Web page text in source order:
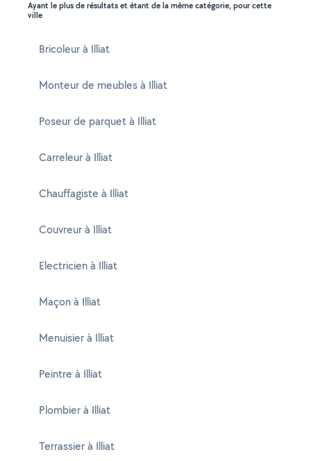
Ayant le plus de résultats et étant de la même catégorie, pour cette
ville
Bricoleur à Illiat
Monteur de meubles à Illiat
Poseur de parquet à Illiat
Carreleur à Illiat
Chauffagiste à Illiat
Couvreur à Illiat
Electricien à Illiat
Maçon à Illiat
Menuisier à Illiat
Peintre à Illiat
Plombier à Illiat
Terrassier à Illiat